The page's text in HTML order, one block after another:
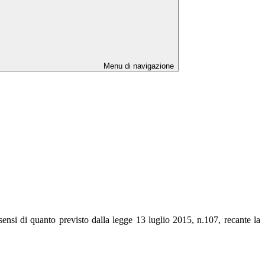
Menu di navigazione
di quanto previsto dalla legge 13 luglio 2015, n.107, recante la